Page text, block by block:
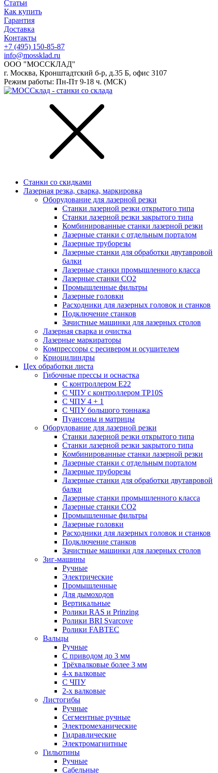
Статьи
Как купить
Гарантия
Доставка
Контакты
+7 (495) 150-85-87
info@mossklad.ru
ООО "МОССКЛАД"
г. Москва, Кронштадтский б-р, д.35 Б, офис 3107
Режим работы: Пн-Пт 9-18 ч. (МСК)
Станки со скидками
Лазерная резка, сварка, маркировка
Оборудование для лазерной резки
Станки лазерной резки открытого типа
Станки лазерной резки закрытого типа
Комбинированные станки лазерной резки
Лазерные станки с отдельным порталом
Лазерные труборезы
Лазерные станки для обработки двутавровой
балки
Лазерные станки промышленного класса
Лазерные станки CO2
Промышленные фильтры
Лазерные головки
Расходники для лазерных головок и станков
Подключение станков
Зачистные машинки для лазерных столов
Лазерная сварка и очистка
Лазерные маркираторы
Компрессоры с ресивером и осушителем
Криоцилиндры
Цех обработки листа
Гибочные прессы и оснастка
С контроллером E22
С ЧПУ с контроллером TP10S
С ЧПУ 4 + 1
С ЧПУ большого тоннажа
Пуансоны и матрицы
Оборудование для лазерной резки
Станки лазерной резки открытого типа
Станки лазерной резки закрытого типа
Комбинированные станки лазерной резки
Лазерные станки с отдельным порталом
Лазерные труборезы
Лазерные станки для обработки двутавровой
балки
Лазерные станки промышленного класса
Лазерные станки CO2
Промышленные фильтры
Лазерные головки
Расходники для лазерных головок и станков
Подключение станков
Зачистные машинки для лазерных столов
Зиг-машины
Ручные
Электрические
Промышленные
Для дымоходов
Вертикальные
Ролики RAS и Prinzing
Ролики BRI Svarcove
Ролики FABTEC
Вальцы
Ручные
С приводом до 3 мм
Трёхвалковые более 3 мм
4-х валковые
С ЧПУ
2-х валковые
Листогибы
Ручные
Сегментные ручные
Электромеханические
Гидравлические
Электромагнитные
Гильотины
Ручные
Сабельные